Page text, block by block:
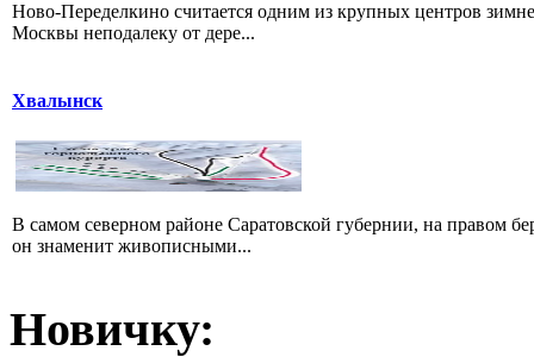
Ново-Переделкино считается одним из крупных центров
Москвы неподалеку от дере...
Хвалынск
В самом северном районе Саратовской губернии, на правом
он знаменит живописными...
Новичку: